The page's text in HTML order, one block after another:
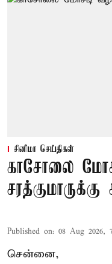
சினிமா செய்திகள்
காசோலை
Published on: 08 Aug 2026,
சென்னை,